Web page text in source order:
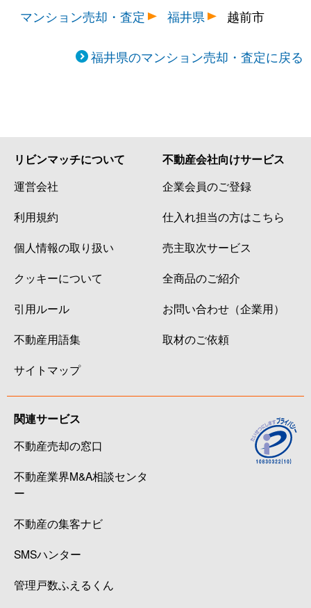
マンション売却・査定
福井県 越前市
福井県のマンション売却・査定に戻る
リビンマッチについて
運営会社
利用規約
個人情報の取り扱い
クッキーについて
引用ルール
不動産用語集
サイトマップ
不動産会社向けサービス
企業会員のご登録
仕入れ担当の方はこちら
売主取次サービス
全商品のご紹介
お問い合わせ（企業用）
取材のご依頼
関連サービス
不動産売却の窓口
不動産業界M&A相談センタ
ー
不動産の集客ナビ
SMSハンター
管理戸数ふえるくん